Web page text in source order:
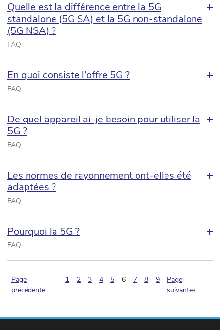
Quelle est la différence entre la 5G
standalone (5G SA) et la 5G non-standalone
(5G NSA) ?
FAQ
En quoi consiste l’offre 5G ?
FAQ
De quel appareil ai-je besoin pour utiliser la
5G ?
FAQ
Les normes de rayonnement ont-elles été
adaptées ?
FAQ
Pourquoi la 5G ?
FAQ
Page
précédente
1 2 3 4 5 6(pagination.current)
7 8 9
Page
suivante»